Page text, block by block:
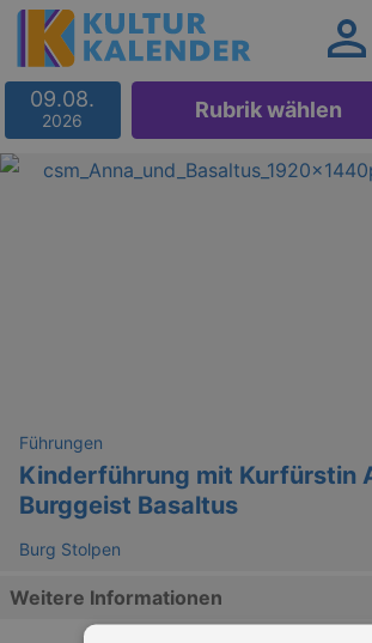
09.08.
2026 Rubrik wählen
Führungen
Kinderführung mit Kurfürstin
Burggeist Basaltus
Burg Stolpen
Weitere Informationen